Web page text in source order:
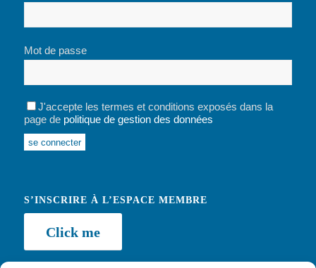
Mot de passe
J'accepte les termes et conditions exposés dans la
page de politique de gestion des données
Alternative:
S’INSCRIRE À L’ESPACE MEMBRE
Click me